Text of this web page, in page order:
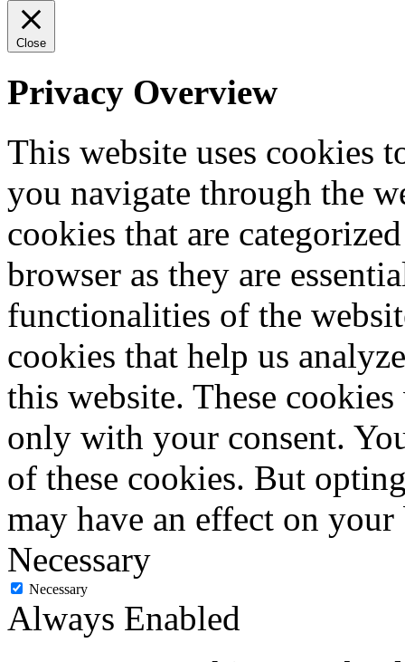
Close
Privacy Overview
This website uses cookies
you navigate through the
cookies that are
browser as they are
functionalities of the
cookies that help us
this website. These
only with your consent.
of these cookies. But
may have an effect on
Necessary
Necessary
Always Enabled